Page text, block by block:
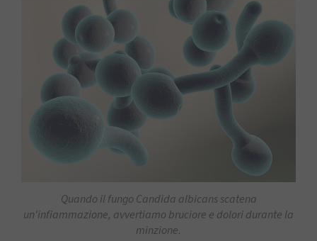
Quando il fungo Candida albicans scatena
un'infiammazione, avvertiamo bruciore e dolori durante la
minzione.